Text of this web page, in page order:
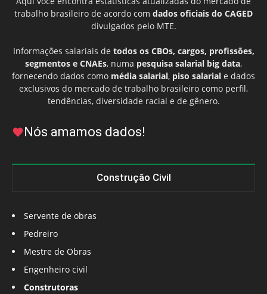
trabalho brasileiro de acordo com dados oficiais do CAGED
divulgados pelo MTE.
Informações salariais de todos os CBOs, cargos, profissões,
segmentos e CNAEs, numa pesquisa salarial big data,
fornecendo dados como média salarial, piso salarial e dados
exclusivos do mercado de trabalho brasileiro como perfil,
tendências, diversidade racial e de gênero.
Nós amamos dados!
Construção Civil
Servente de obras
Pedreiro
Mestre de Obras
Engenheiro civil
Construtoras